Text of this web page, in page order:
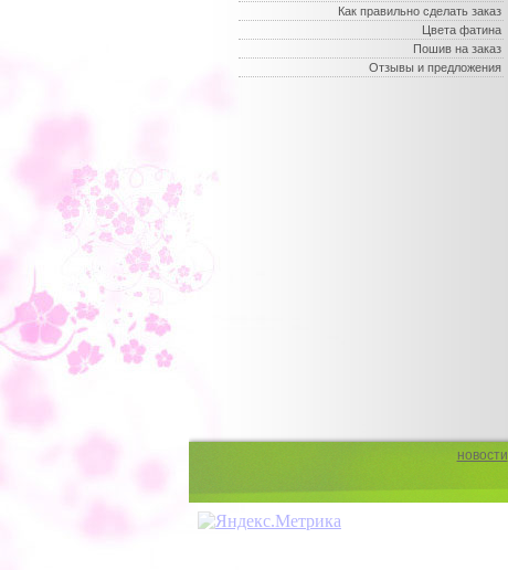
Как правильно сделать заказ
Цвета фатина
Пошив на заказ
Отзывы и предложения
новости